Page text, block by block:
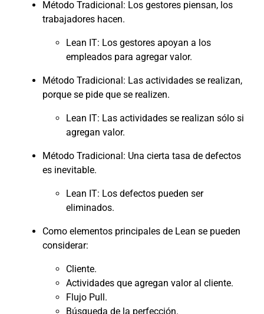
Método Tradicional: Los gestores piensan, los
trabajadores hacen.
Lean IT: Los gestores apoyan a los
empleados para agregar valor.
Método Tradicional: Las actividades se realizan,
porque se pide que se realizen.
Lean IT: Las actividades se realizan sólo si
agregan valor.
Método Tradicional: Una cierta tasa de defectos
es inevitable.
Lean IT: Los defectos pueden ser
eliminados.
Como elementos principales de Lean se pueden
considerar:
Cliente.
Actividades que agregan valor al cliente.
Flujo Pull.
Búsqueda de la perfección.